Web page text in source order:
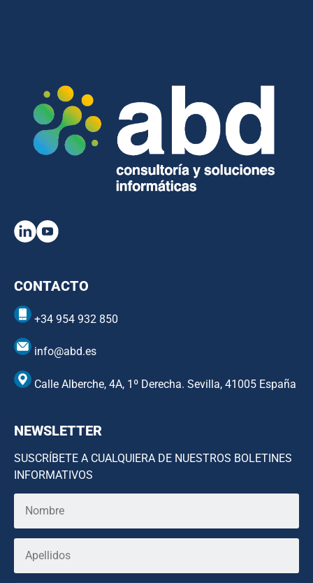
CONTACTO
+34 954 932 850
info@abd.es
Calle Alberche, 4A, 1º Derecha. Sevilla, 41005 España
NEWSLETTER
SUSCRÍBETE A CUALQUIERA DE NUESTROS BOLETINES
INFORMATIVOS